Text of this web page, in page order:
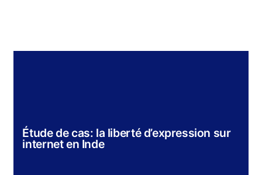
Étude de cas: la liberté d’expression sur
internet en Inde